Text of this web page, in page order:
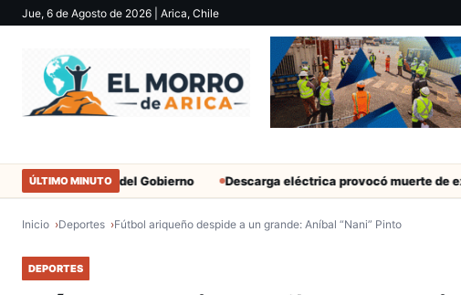
Jue, 6 de Agosto de 2026 | Arica, Chile
ÚLTIMO MINUTO
del Gobierno Descarga eléctrica provocó muerte de extranjero
Inicio Deportes Fútbol ariqueño despide a un grande: Aníbal “Nani” Pinto
DEPORTES